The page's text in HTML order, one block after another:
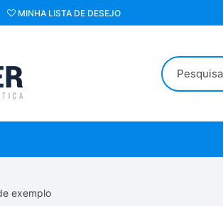
MINHA LISTA DE DESEJO
exemplo